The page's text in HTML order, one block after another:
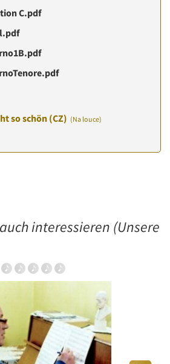
C.pdf
so schön (CZ) (Na louce)
interessieren (Unsere